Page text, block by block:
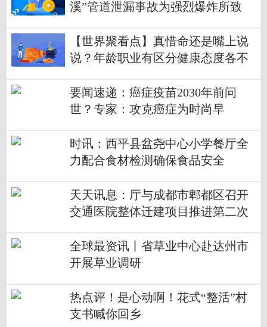
溪”管道泄漏事故为强烈爆炸所致
【世界聚看点】真惜命还是嘴上说
说？年龄职业有区分健康态度各不
要闻速递：癌症疫苗2030年前问
世？专家：攻克癌症为时尚早
时讯：西平县盆尧中心小学餐厅全
力配合食材检测确保食品安全
天天讯息：厅与成都市郫都区召开
交通医院整体迁建项目推进第二次
全球最资讯丨省草业中心赴达州市
开展草业调研
热点评！是心动啊！花式“整活”村
支书喊你回乡